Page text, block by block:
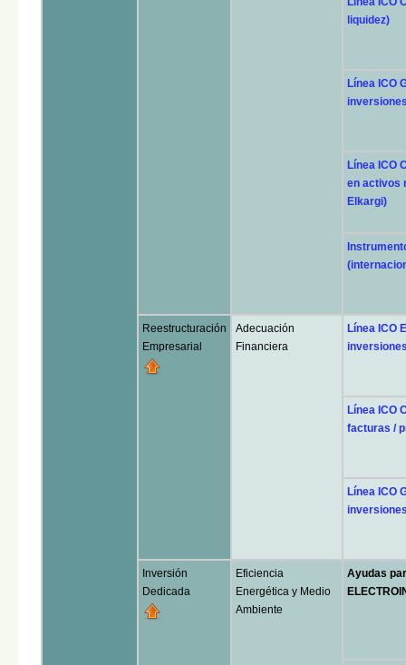
liquidez)
Línea ICO
Línea ICO
en activos
Elkargi)
Reestructuración
Empresarial
Adecuación
Financiera
Línea ICO
Línea ICO
facturas /
Línea ICO
Inversión
Dedicada
Eficiencia
Energética y Medio
Ambiente
Ayudas